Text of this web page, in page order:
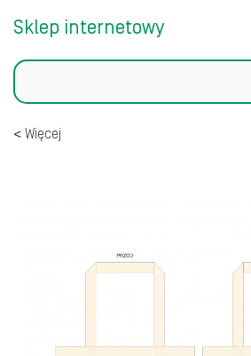
Sklep internetowy
Szukaj
Więcej